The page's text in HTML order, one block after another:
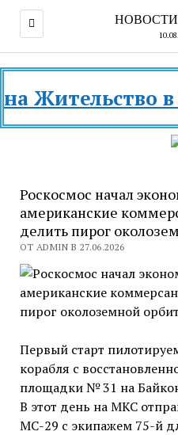
в
Роскосмос начал
американские
делить пирог
ОТ ADMIN В 27.06.2026
Первый старт
корабля с
площадки № 31 на
В этот день на МКС
МС-29 с экипажем 75-й